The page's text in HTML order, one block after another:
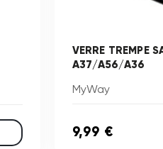
VERRE TREMPE
A37/A56/A36
MyWay
9,99 €